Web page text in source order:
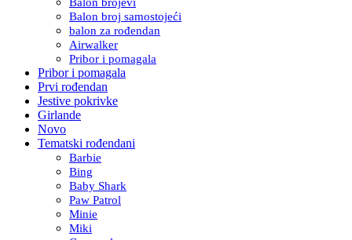
Balon broj samostojeći
balon za rođendan
Airwalker
Pribor i pomagala
Pribor i pomagala
Prvi rođendan
Jestive pokrivke
Girlande
Novo
Tematski rođendani
Barbie
Bing
Baby Shark
Paw Patrol
Minie
Miki